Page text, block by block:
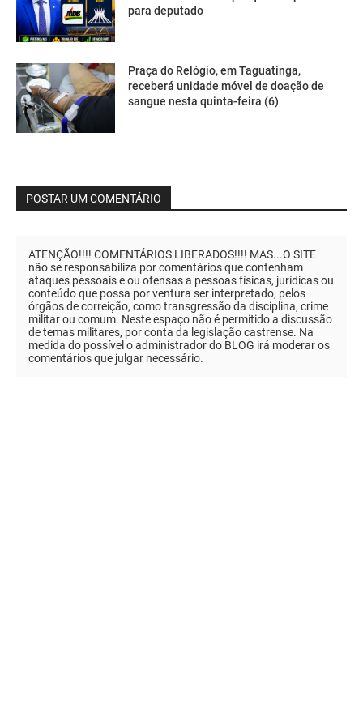
para deputado
Praça do Relógio, em Taguatinga,
receberá unidade móvel de doação de
sangue nesta quinta-feira (6)
POSTAR UM COMENTÁRIO
ATENÇÃO!!!! COMENTÁRIOS LIBERADOS!!!! MAS...O SITE
não se responsabiliza por comentários que contenham
ataques pessoais e ou ofensas a pessoas físicas, jurídicas ou
conteúdo que possa por ventura ser interpretado, pelos
órgãos de correição, como transgressão da disciplina, crime
militar ou comum. Neste espaço não é permitido a discussão
de temas militares, por conta da legislação castrense. Na
medida do possível o administrador do BLOG irá moderar os
comentários que julgar necessário.